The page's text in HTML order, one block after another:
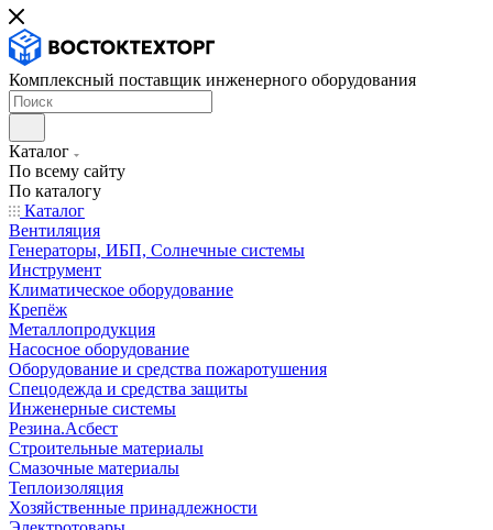
Комплексный поставщик инженерного оборудования
Каталог
По всему сайту
По каталогу
Каталог
Вентиляция
Генераторы, ИБП, Солнечные системы
Инструмент
Климатическое оборудование
Крепёж
Металлопродукция
Насосное оборудование
Оборудование и средства пожаротушения
Спецодежда и средства защиты
Инженерные системы
Резина.Асбест
Строительные материалы
Смазочные материалы
Теплоизоляция
Хозяйственные принадлежности